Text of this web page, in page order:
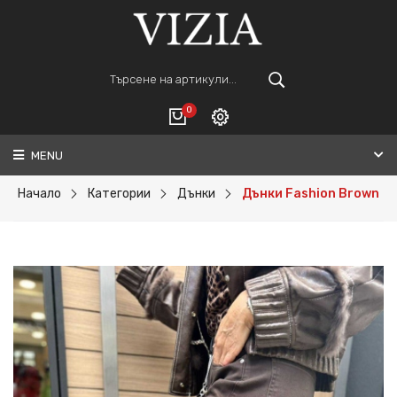
0
ВАШАТА КОЛИЧКА Е ПРАЗНА.
ПОРЪЧАЙ
Регистрация
MENU
Начало Категории Дънки Дънки Fashion Brown